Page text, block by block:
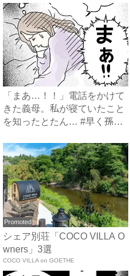
「まあ…！！」電話をかけて
きた義母。私が寝ていたこと
を知ったとたん… #早く孫
Promoted
シェア別荘「COCO VILLA O
wners」3選
COCO VILLA on GOETHE